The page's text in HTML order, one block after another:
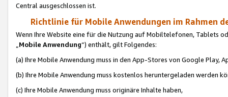
Central ausgeschlossen ist.
Richtlinie für Mobile Anwendungen im Rahmen
Wenn Ihre Website eine für die Nutzung auf Mobiltelefonen, Tablets
„Mobile Anwendung“) enthält, gilt Folgendes:
(a) Ihre Mobile Anwendung muss in den App-Stores von Google Play,
(b) Ihre Mobile Anwendung muss kostenlos heruntergeladen werden
(c) Ihre Mobile Anwendung muss originäre Inhalte haben,